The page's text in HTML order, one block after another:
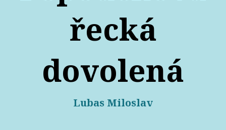
řecká
dovolená
Lubas Miloslav